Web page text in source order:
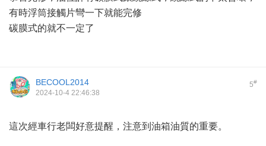
有時浮筒接觸片彎一下就能完修
碳膜式的就不一定了
5#
BECOOL2014
2024-10-4 22:46:38
這次經車行老闆好意提醒，注意到油箱油質的重要。